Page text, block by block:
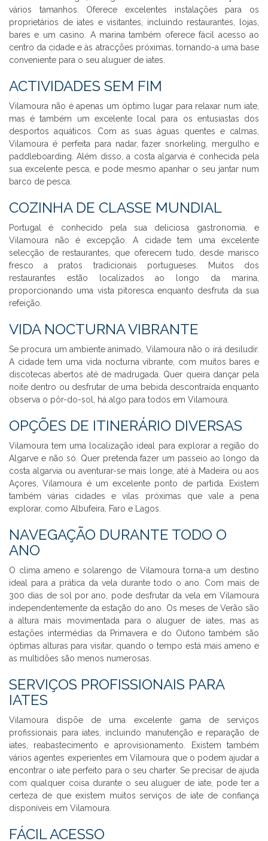
vários tamanhos. Oferece excelentes instalações para os
proprietários de iates e visitantes, incluindo restaurantes, lojas,
bares e um casino. A marina também oferece fácil acesso ao
centro da cidade e às atracções próximas, tornando-a uma base
conveniente para o seu aluguer de iates.
ACTIVIDADES SEM FIM
Vilamoura não é apenas um óptimo lugar para relaxar num iate,
mas é também um excelente local para os entusiastas dos
desportos aquáticos. Com as suas águas quentes e calmas,
Vilamoura é perfeita para nadar, fazer snorkeling, mergulho e
paddleboarding. Além disso, a costa algarvia é conhecida pela
sua excelente pesca, e pode mesmo apanhar o seu jantar num
barco de pesca.
COZINHA DE CLASSE MUNDIAL
Portugal é conhecido pela sua deliciosa gastronomia, e
Vilamoura não é excepção. A cidade tem uma excelente
selecção de restaurantes, que oferecem tudo, desde marisco
fresco a pratos tradicionais portugueses. Muitos dos
restaurantes estão localizados ao longo da marina,
proporcionando uma vista pitoresca enquanto desfruta da sua
refeição.
VIDA NOCTURNA VIBRANTE
Se procura um ambiente animado, Vilamoura não o irá desiludir.
A cidade tem uma vida nocturna vibrante, com muitos bares e
discotecas abertos até de madrugada. Quer queira dançar pela
noite dentro ou desfrutar de uma bebida descontraída enquanto
observa o pôr-do-sol, há algo para todos em Vilamoura.
OPÇÕES DE ITINERÁRIO DIVERSAS
Vilamoura tem uma localização ideal para explorar a região do
Algarve e não só. Quer pretenda fazer um passeio ao longo da
costa algarvia ou aventurar-se mais longe, até à Madeira ou aos
Açores, Vilamoura é um excelente ponto de partida. Existem
também várias cidades e vilas próximas que vale a pena
explorar, como Albufeira, Faro e Lagos.
NAVEGAÇÃO DURANTE TODO O
ANO
O clima ameno e solarengo de Vilamoura torna-a um destino
ideal para a prática da vela durante todo o ano. Com mais de
300 dias de sol por ano, pode desfrutar da vela em Vilamoura
independentemente da estação do ano. Os meses de Verão são
a altura mais movimentada para o aluguer de iates, mas as
estações intermédias da Primavera e do Outono também são
óptimas alturas para visitar, quando o tempo está mais ameno e
as multidões são menos numerosas.
SERVIÇOS PROFISSIONAIS PARA
IATES
Vilamoura dispõe de uma excelente gama de serviços
profissionais para iates, incluindo manutenção e reparação de
iates, reabastecimento e aprovisionamento. Existem também
vários agentes experientes em Vilamoura que o podem ajudar a
encontrar o iate perfeito para o seu charter. Se precisar de ajuda
com qualquer coisa durante o seu aluguer de iate, pode ter a
certeza de que existem muitos serviços de iate de confiança
disponíveis em Vilamoura.
FÁCIL ACESSO